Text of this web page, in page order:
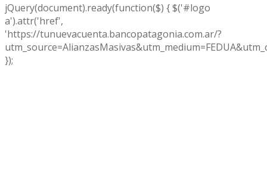
jQuery(document).ready(function($) { $('#logo
a').attr('href',
'https://tunuevacuenta.bancopatagonia.com.ar/?
});